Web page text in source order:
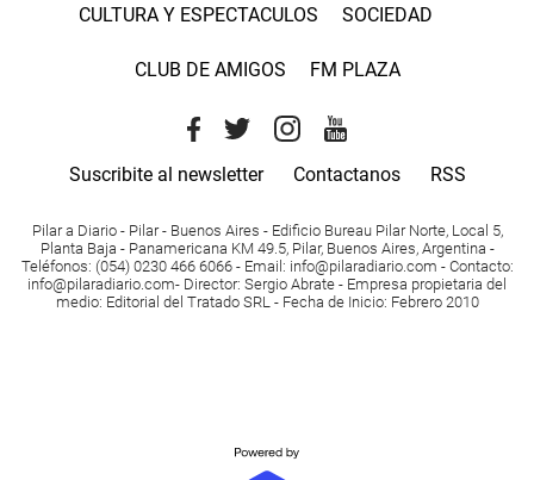
CULTURA Y ESPECTACULOS SOCIEDAD
CLUB DE AMIGOS FM PLAZA
Suscribite al newsletter Contactanos RSS
Pilar a Diario - Pilar - Buenos Aires - Edificio Bureau Pilar Norte, Local 5,
Planta Baja - Panamericana KM 49.5, Pilar, Buenos Aires, Argentina -
Teléfonos: (054) 0230 466 6066 - Email : info@pilaradiario.com - Contacto:
info@pilaradiario.com- Director: Sergio Abrate - Empresa propietaria del
medio: Editorial del Tratado SRL - Fecha de Inicio: Febrero 2010